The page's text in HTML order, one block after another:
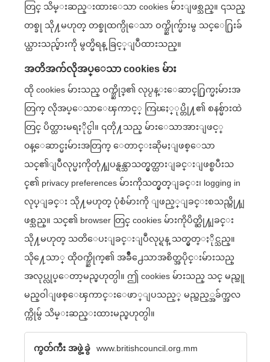
တြင္ သိမ္းဆည္းထားေသာ cookies မ်ားျဖစ္သည္။ ၎သည္
တစ္ခု သို႔မဟုတ္ တစ္ခုထက္ပိုေသာ ဝက္ဘ္ဆိုက္မ်ားမွ သင္ေ႐ြးခ်
ယ္ထားသည္မ်ားကို မွတ္မိရန္ ခြင့္ျပဳထားသည္။
အတိအက်လိုအပ္ေသာ cookies မ်ား
ထို cookies မ်ားသည္ ဝက္ဘ္ဆိုဒ္၏ လုပ္ငန္းေဆာင္႐ြက္မႈမ်ားအ
တြက္ လိုအပ္ေသာေၾကာင့္ ကြၽႏ္ုပ္တို႔၏ စနစ္မ်ားထဲ
တြင္ ပိတ္ထားမရႏိုင္ပါ။ ၎တို႔သည္ မ်ားေသာအားျဖင့္
၀န္ေဆာင္မႈမ်ားအတြက္ ေတာင္းဆိုမႈျဖစ္ေသာ
သင္၏ျပဳလုပ္မႈကိုတုံ႔ျပန္ရန္သာသတ္မွတ္ထားျခင္းျဖစ္ၿပီးသ
င္၏ privacy preferences မ်ားကိုသတ္မွတ္ျခင္း၊ logging in
လုပ္ျခင္း သို႔မဟုတ္ ပုံစံမ်ားကို ျဖည့္ျခင္းစသည္တို႔ျ
ဖစ္သည္။ သင္၏ browser တြင္ cookies မ်ားကိုပိတ္ဆို႔ျခင္း
သို႔မဟုတ္ သတိေပးျခင္းျပဳလုပ္ရန္ သတ္မွတ္ႏိုင္သည္။
သို႔ေသာ္ ထိုဝက္ဘ္ဆိုက္၏ အခ်ိဳ႕ေသာအစိတ္အပိုင္းမ်ားသည္
အလုပ္လုပ္ေတာ့မည္မဟုတ္ပါ။ ဤ cookies မ်ားသည္ သင္ မည္သူ
မည္ဝါျဖစ္ေၾကာင္းေဖာ္ျပသည့္ မည္သည့္အခ်က္အလ
က္ကိုမွ် သိမ္းဆည္းထားမည္မဟုတ္ပါ။
www.britishcouncil.org.mm